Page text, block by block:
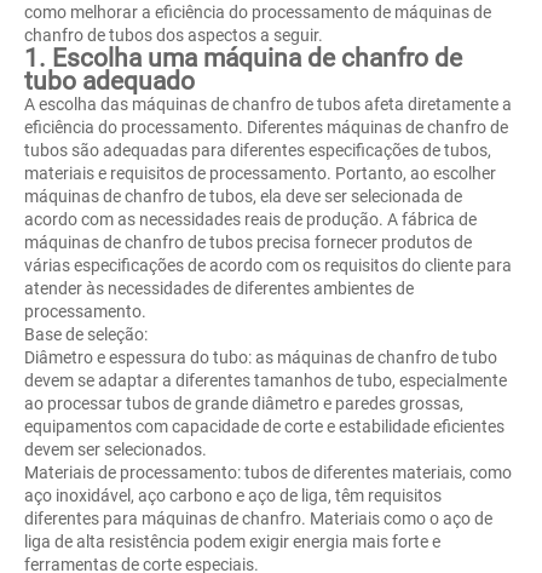
como melhorar a eficiência do processamento de máquinas de
chanfro de tubos dos aspectos a seguir.
1. Escolha uma máquina de chanfro de
tubo adequado
A escolha das máquinas de chanfro de tubos afeta diretamente a
eficiência do processamento. Diferentes máquinas de chanfro de
tubos são adequadas para diferentes especificações de tubos,
materiais e requisitos de processamento. Portanto, ao escolher
máquinas de chanfro de tubos, ela deve ser selecionada de
acordo com as necessidades reais de produção. A fábrica de
máquinas de chanfro de tubos precisa fornecer produtos de
várias especificações de acordo com os requisitos do cliente para
atender às necessidades de diferentes ambientes de
processamento.
Base de seleção:
Diâmetro e espessura do tubo: as máquinas de chanfro de tubo
devem se adaptar a diferentes tamanhos de tubo, especialmente
ao processar tubos de grande diâmetro e paredes grossas,
equipamentos com capacidade de corte e estabilidade eficientes
devem ser selecionados.
Materiais de processamento: tubos de diferentes materiais, como
aço inoxidável, aço carbono e aço de liga, têm requisitos
diferentes para máquinas de chanfro. Materiais como o aço de
liga de alta resistência podem exigir energia mais forte e
ferramentas de corte especiais.